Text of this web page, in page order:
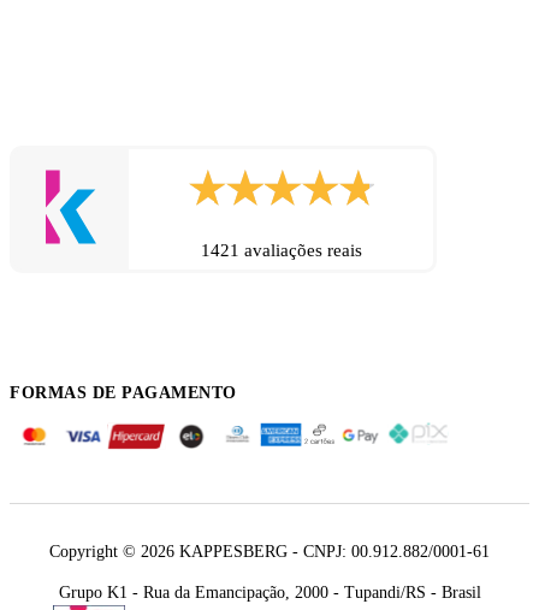
1421 avaliações reais
FORMAS DE PAGAMENTO
Copyright © 2026 KAPPESBERG - CNPJ: 00.912.882/0001-61
Grupo K1 - Rua da Emancipação, 2000 - Tupandi/RS - Brasil